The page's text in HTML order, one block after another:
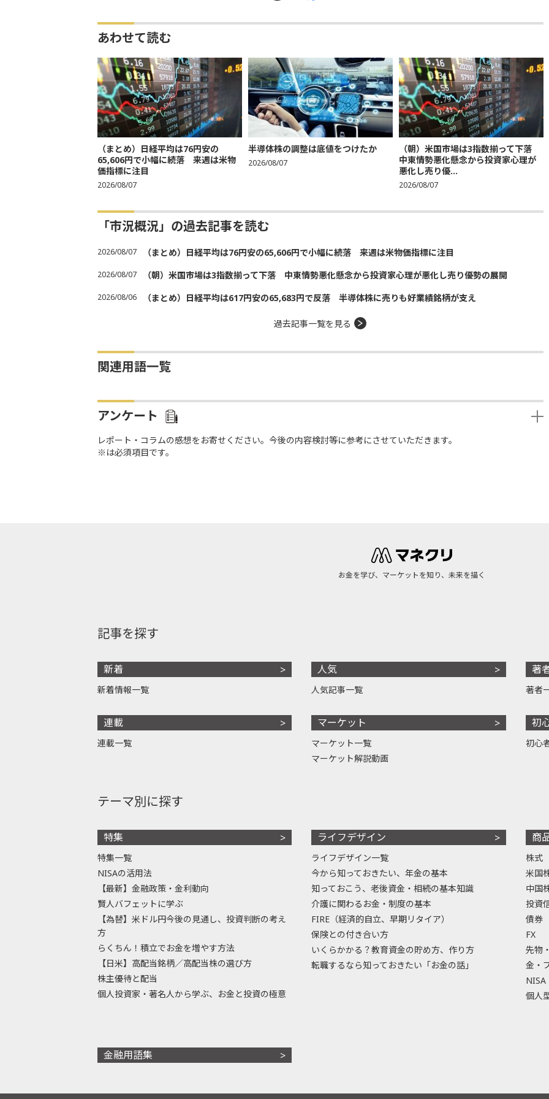
あわせて読む
（まとめ）日経平均は76円安の
65,606円で小幅に続落 来週は米物
価指標に注目
2026/08/07
半導体株の調整は底値をつけたか
2026/08/07
（朝）米国市場は3指数揃って下落
中東情勢悪化懸念から投資家心理が
悪化し売り優...
2026/08/07
「市況概況」の過去記事を読む
2026/08/07 （まとめ）日経平均は76円安の65,606円で小幅に続落 来週は米物価指標に注目
2026/08/07 （朝）米国市場は3指数揃って下落 中東情勢悪化懸念から投資家心理が悪化し売り優勢の展開
2026/08/06 （まとめ）日経平均は617円安の65,683円で反落 半導体株に売りも好業績銘柄が支え
過去記事一覧を見る
関連用語一覧
アンケート
レポート・コラムの感想をお寄せください。今後の内容検討等に参考にさせていただきます。
※は必須項目です。
お金を学び、マーケットを知り、未来を描く
記事を探す
新着
新着情報一覧
連載
連載一覧
人気
人気記事一覧
マーケット
マーケット一覧
マーケット解説動画
著
著者
初
初心
テーマ別に探す
特集
特集一覧
NISAの活用法
【最新】金融政策・金利動向
賢人バフェットに学ぶ
【為替】米ドル円今後の見通し、投資判断の考え
方
らくちん！積立でお金を増やす方法
【日米】高配当銘柄／高配当株の選び方
株主優待と配当
個人投資家・著名人から学ぶ、お金と投資の極意
ライフデザイン
ライフデザイン一覧
今から知っておきたい、年金の基本
知っておこう、老後資金・相続の基本知識
介護に関わるお金・制度の基本
FIRE（経済的自立、早期リタイア）
保険との付き合い方
いくらかかる？教育資金の貯め方、作り方
転職するなら知っておきたい「お金の話」
商
株式
米国
中国
投資
債券
FX
先物
金・
NISA
個人
金融用語集